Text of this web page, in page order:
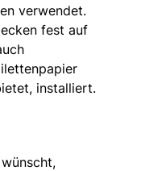
verwendet.
fest auf
installiert.